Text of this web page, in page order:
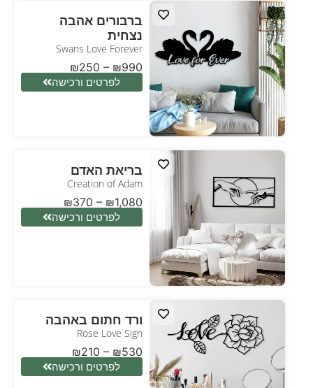
ברבורים אהבה
נצחית
Swans Love Forever
₪250 – ₪990
לפרטים ורכישה
בריאת האדם
Creation of Adam
₪370 – ₪1,080
לפרטים ורכישה
ורד חתום באהבה
Rose Love Sign
₪210 – ₪530
לפרטים ורכישה